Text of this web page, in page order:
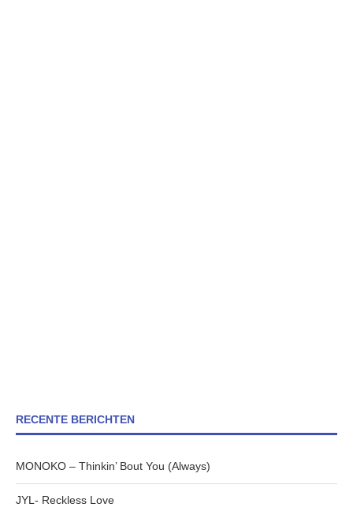
RECENTE BERICHTEN
MONOKO – Thinkin’ Bout You (Always)
JYL- Reckless Love